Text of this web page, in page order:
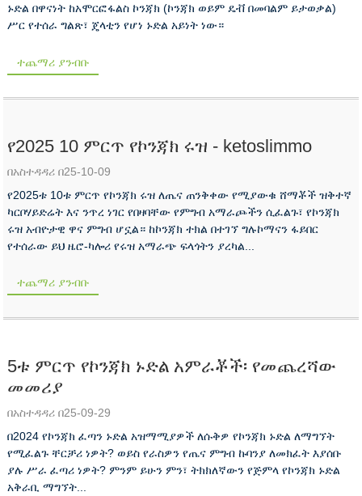
ኑድል በዋናነት ከአሞርፎፋልስ ኮንጃክ (ኮንጃክ ወይም ዴቭ በመባልም ይታወቃል)
ሥር የተሰራ ግልጽ፣ ጄላቲን የሆነ ኑድል አይነት ነው።
ተጨማሪ ያንብቡ
የ2025 10 ምርጥ የኮንጃክ ሩዝ - ketoslimmo
በአስተዳዳሪ በ25-10-09
የ2025ቱ 10ቱ ምርጥ የኮንጃክ ሩዝ ለጤና ጠንቅቀው የሚያውቁ ሸማቾች ዝቅተኛ
ካርቦሃይድሬት እና ንጥረ ነገር የበዛባቸው የምግብ አማራጮችን ሲፈልጉ፣ የኮንጃክ
ሩዝ አብዮታዊ ዋና ምግብ ሆኗል። ከኮንጃክ ተክል በተገኘ ግሉኮማናን ፋይበር
የተሰራው ይህ ዜሮ-ካሎሪ የሩዝ አማራጭ ፍላጎትን ያረካል...
ተጨማሪ ያንብቡ
5ቱ ምርጥ የኮንጃክ ኑድል አምራቾች፡ የመጨረሻው
መመሪያ
በአስተዳዳሪ በ25-09-29
በ2024 የኮንጃክ ፈጣን ኑድል አዝማሚያዎች ለሱቅዎ የኮንጃክ ኑድል ለማግኘት
የሚፈልጉ ቸርቻሪ ነዎት? ወይስ የራስዎን የጤና ምግብ ኩባንያ ለመክፈት እያሰቡ
ያሉ ሥራ ፈጣሪ ነዎት? ምንም ይሁን ምን፣ ትክክለኛውን የጅምላ የኮንጃክ ኑድል
አቅራቢ ማግኘት...